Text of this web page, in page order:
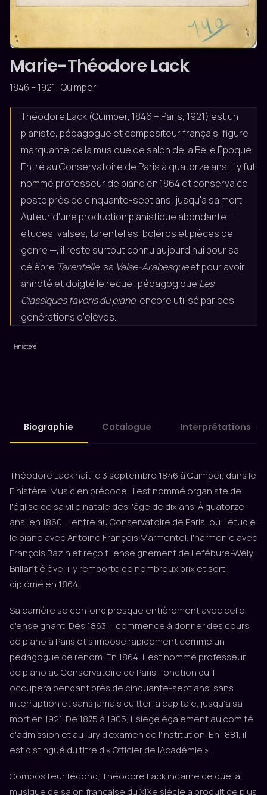
ROMANTIQUE
Marie-Théodore Lack
1846 – 1921 · Quimper
Théodore Lack (Quimper, 1846 – Paris, 1921) est un
pianiste, pédagogue et compositeur français, figure
marquante de la musique de salon de la Belle Époque.
Entré au Conservatoire de Paris à quatorze ans, il y fut
nommé professeur de piano en 1864 et conserva ce
poste près de cinquante-sept ans, jusqu'à sa mort.
Auteur d'une production pianistique abondante —
études, valses, tarentelles, boléros et pièces de
genre —, il reste surtout connu aujourd'hui pour sa
célèbre Tarentelle, sa Valse-Arabesqueet pour avoir
annoté et doigté le recueil pédagogique Les
Classiques favoris du piano, encore utilisé par des
générations d'élèves.
Finistère
Biographie Catalogue Interprétations
Théodore Lack naît le 3 septembre 1846 à Quimper, dans le
Finistère. Musicien précoce, il est nommé organiste de
l'église de sa ville natale dès l'âge de dix ans. À quatorze
ans, en 1860, il entre au Conservatoire de Paris, où il étudie
le piano avec Antoine François Marmontel, l'harmonie avec
François Bazin et reçoit l'enseignement de Lefébure-Wély.
Brillant élève, il y remporte de nombreux prix et sort
diplômé en 1864.
Sa carrière se confond presque entièrement avec celle
d'enseignant. Dès 1863, il commence à donner des cours
de piano à Paris et s'impose rapidement comme un
pédagogue de renom. En 1864, il est nommé professeur
de piano au Conservatoire de Paris, fonction qu'il
occupera pendant près de cinquante-sept ans, sans
interruption et sans jamais quitter la capitale, jusqu'à sa
mort en 1921. De 1875 à 1905, il siège également au comité
d'admission et au jury d'examen de l'institution. En 1881, il
est distingué du titre d'« Officier de l'Académie ».
Compositeur fécond, Théodore Lack incarne ce que la
musique de salon française du XIXe siècle a produit de plus